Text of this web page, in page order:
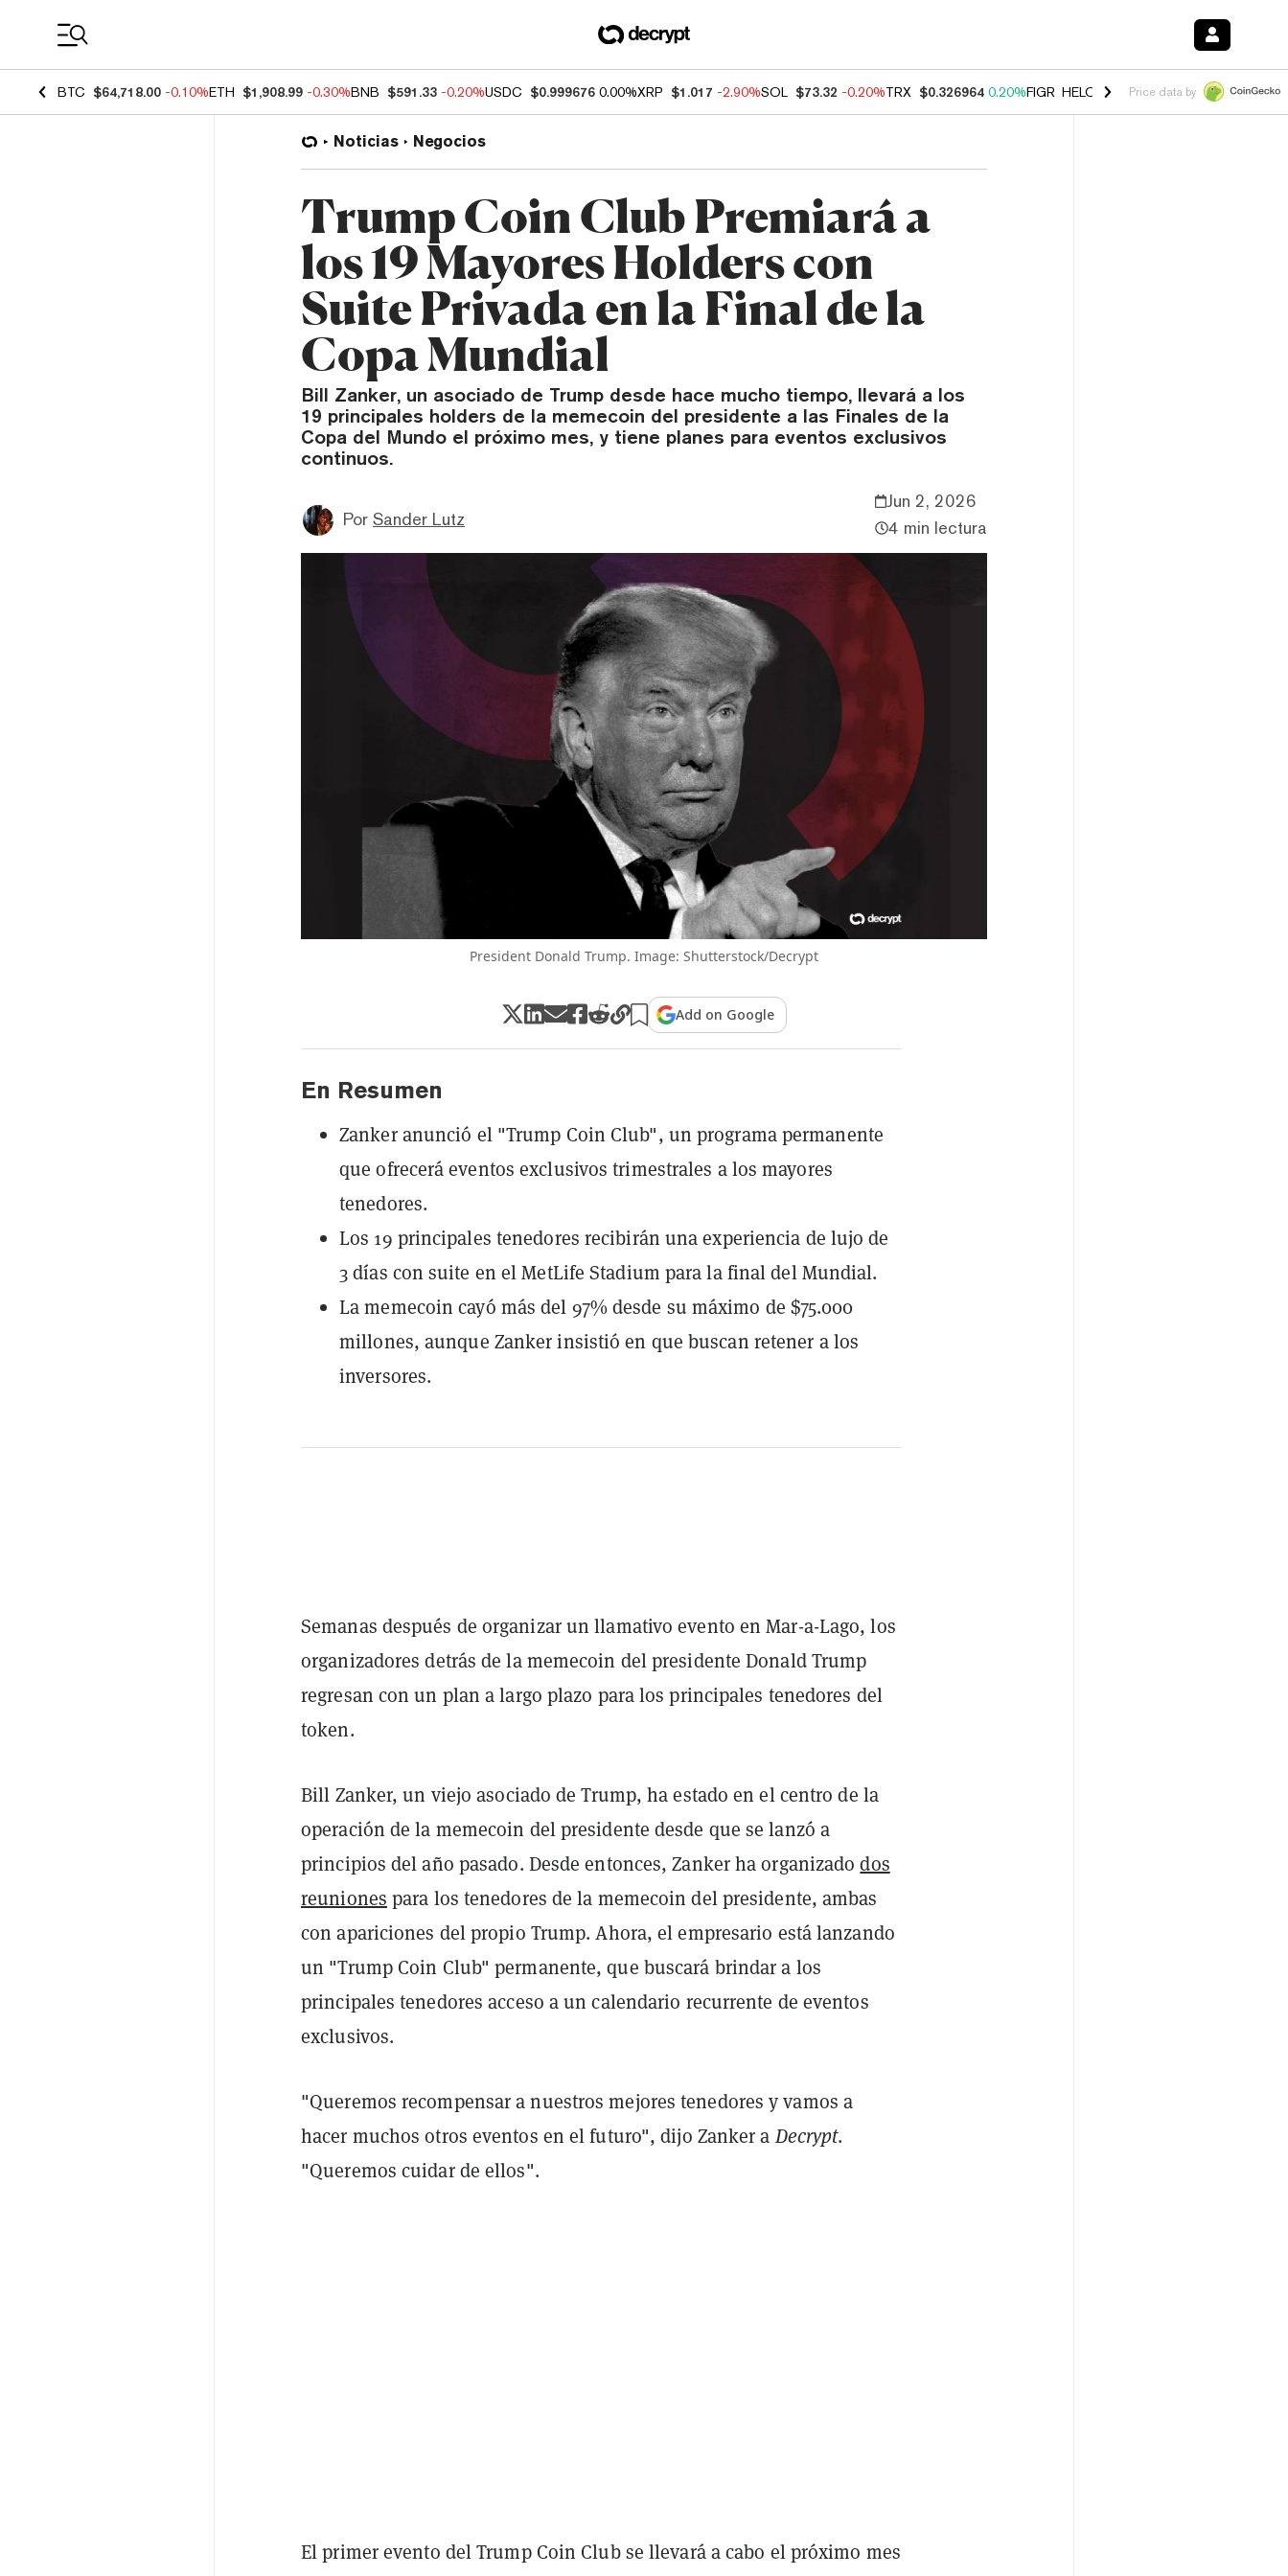
BTC $64,718.00 -0.10%ETH $1,908.99 -0.30%BNB $591.33 -0.20%USDC $0.999676 0.00%XRP $1.017 -2.90%SOL $73.32 -0.20%TRX $0.326964 0.20%FIGR_HELOC $1.028 0.80% HYPE $54.06
Price data by
Noticias Negocios
Trump Coin Club Premiará a
los 19 Mayores Holders con
Suite Privada en la Final de la
Copa Mundial
Bill Zanker, un asociado de Trump desde hace mucho tiempo, llevará a los
19 principales holders de la memecoin del presidente a las Finales de la
Copa del Mundo el próximo mes, y tiene planes para eventos exclusivos
continuos.
Por Sander Lutz
Jun 2, 2026
4 min lectura
President Donald Trump. Image: Shutterstock/Decrypt
Add on Google
En Resumen
Zanker anunció el "Trump Coin Club", un programa permanente
que ofrecerá eventos exclusivos trimestrales a los mayores
tenedores.
Los 19 principales tenedores recibirán una experiencia de lujo de
3 días con suite en el MetLife Stadium para la final del Mundial.
La memecoin cayó más del 97% desde su máximo de $75.000
millones, aunque Zanker insistió en que buscan retener a los
inversores.
Semanas después de organizar un llamativo evento en Mar-a-Lago, los
organizadores detrás de la memecoin del presidente Donald Trump
regresan con un plan a largo plazo para los principales tenedores del
token.
Bill Zanker, un viejo asociado de Trump, ha estado en el centro de la
operación de la memecoin del presidente desde que se lanzó a
principios del año pasado. Desde entonces, Zanker ha organizadodos
reuniones para los tenedores de la memecoin del presidente, ambas
con apariciones del propio Trump. Ahora, el empresario está lanzando
un "Trump Coin Club" permanente, que buscará brindar a los
principales tenedores acceso a un calendario recurrente de eventos
exclusivos.
"Queremos recompensar a nuestros mejores tenedores y vamos a
hacer muchos otros eventos en el futuro", dijo Zanker aDecrypt.
"Queremos cuidar de ellos".
El primer evento del Trump Coin Club se llevará a cabo el próximo mes